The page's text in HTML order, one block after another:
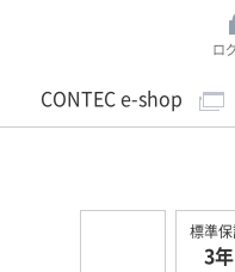
ロ
CONTEC e-shop
標準
3年